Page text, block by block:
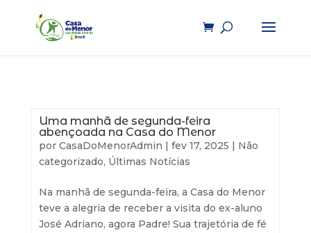
Uma manhã de segunda-feira
abençoada na Casa do Menor
por CasaDoMenorAdmin | fev 17, 2025 | Não
categorizado, Últimas Notícias
Na manhã de segunda-feira, a Casa do Menor
teve a alegria de receber a visita do ex-aluno
José Adriano, agora Padre! Sua trajetória de fé